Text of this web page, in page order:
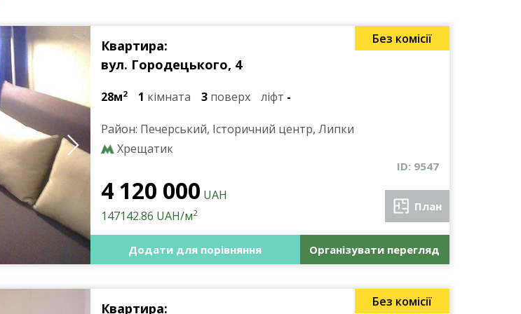
Квартира:
вул. Городецького, 4
Без комісії
28м2 1 кімната 3 поверх ліфт -
Район: Печерський, Історичний центр, Липки
Хрещатик
ID: 9547
4 120 000 UAH
147142.86 UAH/м2
Додати для порівняння Організувати перегляд
План
Квартира: Без комісії